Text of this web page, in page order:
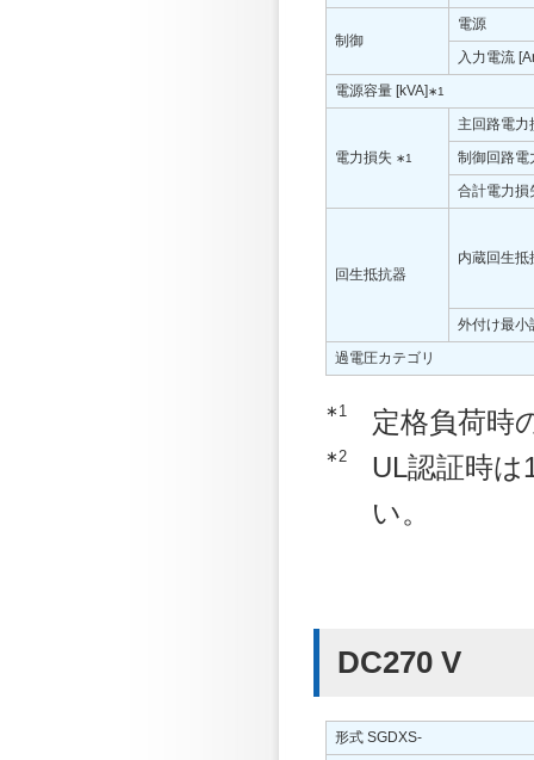
制御
電源
入力電流
電源容量 [kVA]∗1
電力損失 ∗1
主回路電力
制御回路電
合計電力損
回生抵抗器
内蔵回生抵
外付け最
過電圧カテゴリ
∗1 定格負荷時
∗2
UL認証時
い。
DC270 V
形式 SGDXS-